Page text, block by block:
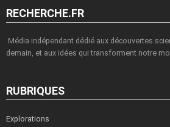
RECHERCHE.FR
Média indépendant dédié aux découvertes
demain, et aux idées qui transforment notre
RUBRIQUES
Explorations